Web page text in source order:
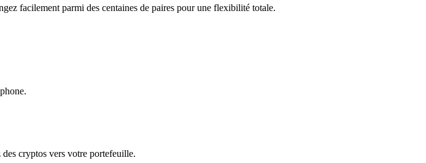
facilement parmi des centaines de paires pour une flexibilité totale.
cryptos vers votre portefeuille.